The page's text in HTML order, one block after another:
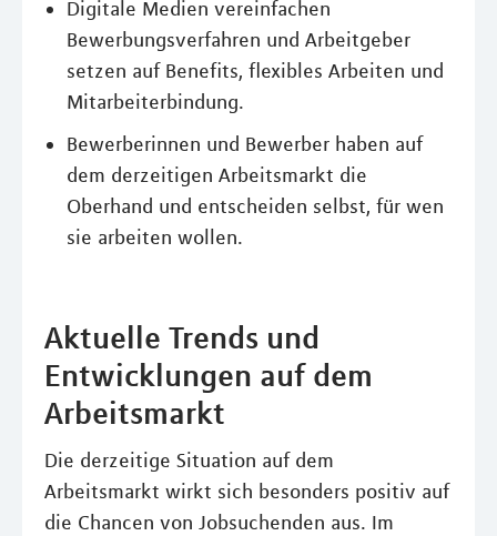
Digitale Medien vereinfachen
Bewerbungsverfahren und Arbeitgeber
setzen auf Benefits, flexibles Arbeiten und
Mitarbeiterbindung.
Bewerberinnen und Bewerber haben auf
dem derzeitigen Arbeitsmarkt die
Oberhand und entscheiden selbst, für wen
sie arbeiten wollen.
Aktuelle Trends und
Entwicklungen auf dem
Arbeitsmarkt
Die derzeitige Situation auf dem
Arbeitsmarkt wirkt sich besonders positiv auf
die Chancen von Jobsuchenden aus. Im